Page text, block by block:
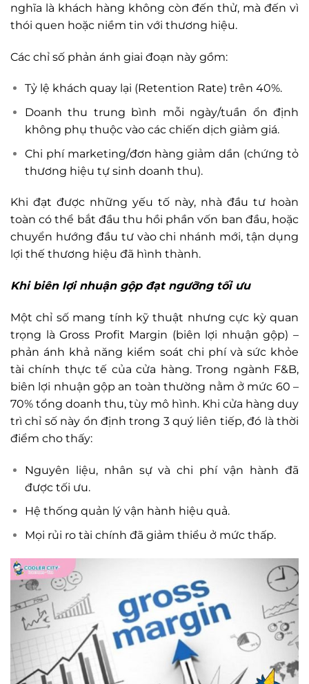
nghĩa là khách hàng không còn đến thử, mà đến vì
thói quen hoặc niềm tin với thương hiệu.
Các chỉ số phản ánh giai đoạn này gồm:
Tỷ lệ khách quay lại (Retention Rate) trên 40%.
Doanh thu trung bình mỗi ngày/tuần ổn định
không phụ thuộc vào các chiến dịch giảm giá.
Chi phí marketing/đơn hàng giảm dần (chứng tỏ
thương hiệu tự sinh doanh thu).
Khi đạt được những yếu tố này, nhà đầu tư hoàn
toàn có thể bắt đầu thu hồi phần vốn ban đầu, hoặc
chuyển hướng đầu tư vào chi nhánh mới, tận dụng
lợi thế thương hiệu đã hình thành.
Khi biên lợi nhuận gộp đạt ngưỡng tối ưu
Một chỉ số mang tính kỹ thuật nhưng cực kỳ quan
trọng là Gross Profit Margin (biên lợi nhuận gộp) –
phản ánh khả năng kiểm soát chi phí và sức khỏe
tài chính thực tế của cửa hàng. Trong ngành F&B,
biên lợi nhuận gộp an toàn thường nằm ở mức 60 –
70% tổng doanh thu, tùy mô hình. Khi cửa hàng duy
trì chỉ số này ổn định trong 3 quý liên tiếp, đó là thời
điểm cho thấy:
Nguyên liệu, nhân sự và chi phí vận hành đã
được tối ưu.
Hệ thống quản lý vận hành hiệu quả.
Mọi rủi ro tài chính đã giảm thiểu ở mức thấp.